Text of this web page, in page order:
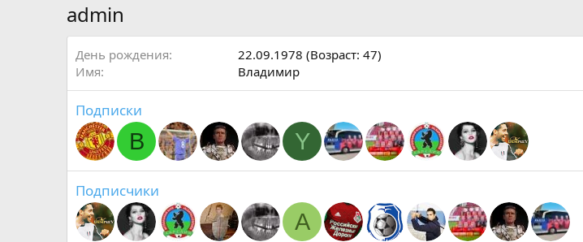
admin
День рождения
22.09.1978 (Возраст: 47)
Имя
Владимир
Подписки
B Y
Подписчики
A